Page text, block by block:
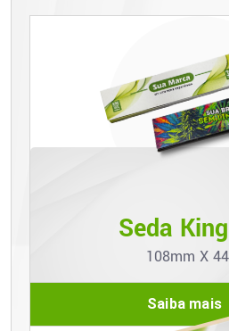
Seda
108mm X
Saiba mais